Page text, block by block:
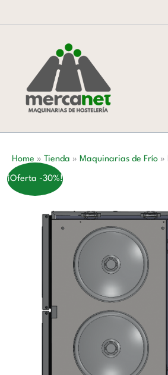
al
Home » Tienda » Maquinarias de Frío »
¡Oferta -30%!